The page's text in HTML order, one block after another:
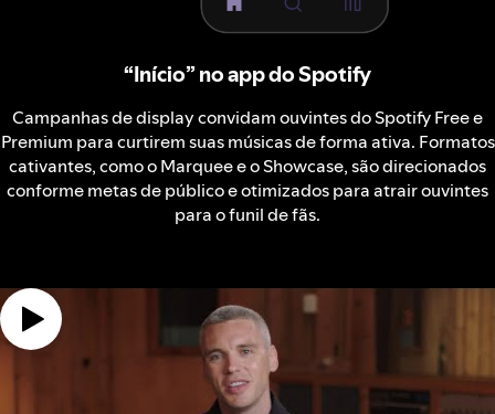
“Início” no app do Spotify
Campanhas de display convidam ouvintes do Spotify Free e
Premium para curtirem suas músicas de forma ativa. Formatos
cativantes, como o Marquee e o Showcase, são direcionados
conforme metas de público e otimizados para atrair ouvintes
para o funil de fãs.